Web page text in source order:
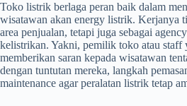
Toko listrik berlaga peran baik dalam
wisatawan akan energy listrik. Kerjanya
area penjualan, tetapi juga sebagai
kelistrikan. Yakni, pemilik toko atau staff
memberikan saran kepada wisatawan
dengan tuntutan mereka, langkah
maintenance agar peralatan listrik tetap